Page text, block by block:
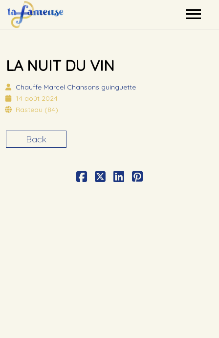
Agenda
Label
LA NUIT DU VIN
Chauffe Marcel Chansons guinguette
14 août 2024
Rasteau (84)
Back